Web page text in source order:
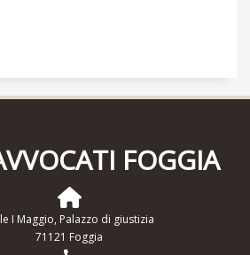
FOGGIA
I Maggio, Palazzo di giustizia
71121 Foggia